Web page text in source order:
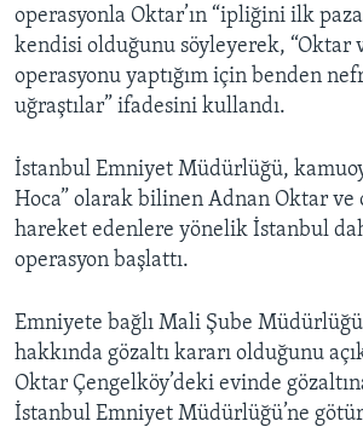
operasyonla Oktar’ın “ipliğini ilk
kendisi olduğunu söyleyerek, “Oktar
operasyonu yaptığım için benden
uğraştılar” ifadesini kullandı.
İstanbul Emniyet Müdürlüğü,
Hoca” olarak bilinen Adnan Oktar ve
hareket edenlere yönelik İstanbul
operasyon başlattı.
Emniyete bağlı Mali Şube
hakkında gözaltı kararı olduğunu
Oktar Çengelköy’deki evinde
İstanbul Emniyet Müdürlüğü’ne